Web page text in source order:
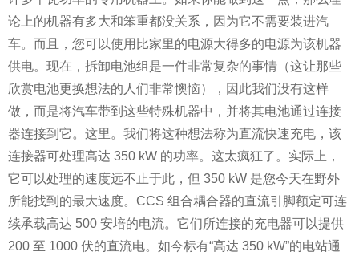
论上的机器有多大和笨重都没关系，因为它不需要装进汽
车。而且，您可以使用比家里的电源大得多的电源为该机器
供电。现在，拆卸电池组是一件非常复杂的事情（这让那些
欣赏电池更换想法的人们非常懊恼），因此我们没有这样
做，而是将汽车带到这些特殊机器中，并将其电池通过连接
器连接到它。这里。我们将这种想法称为直流快速充电，该
连接器可处理高达 350 kW 的功率。这太疯狂了。实际上，
它可以处理的速度远不止于此，但 350 kW 是您今天在野外
所能找到的最大速度。CCS 组合耦合器的直流引脚额定可连
续承载高达 500 安培的电流。它们所连接的充电器可以提供
200 至 1000 伏的直流电。如今标有“高达 350 kW”的电站通